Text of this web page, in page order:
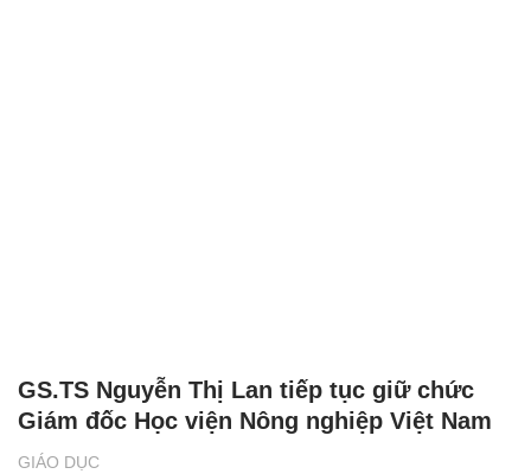
GIÁO DỤC
GS.TS Nguyễn Thị Lan tiếp tục giữ chức
Giám đốc Học viện Nông nghiệp Việt Nam